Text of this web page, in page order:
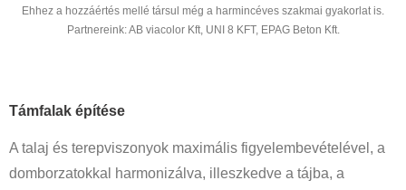
Ehhez a hozzáértés mellé társul még a harmincéves szakmai gyakorlat is.
Partnereink: AB viacolor Kft, UNI 8 KFT, EPAG Beton Kft.
Támfal ak építése
A talaj és terepviszonyok maximális figyelembevételével, a
domborzatokkal harmonizálva, illeszkedve a tájba, a